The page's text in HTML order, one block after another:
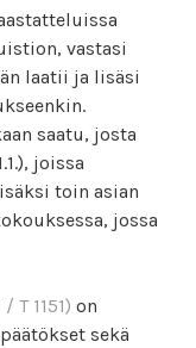
vastasi
laatii ja lisäsi
saatu, josta
joissa
toin asian
jossa
T 1151) on
sekä